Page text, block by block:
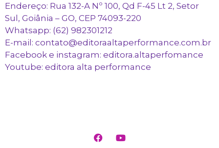
Endereço: Rua 132-A Nº 100, Qd F-45 Lt 2, Setor
Sul, Goiânia – GO, CEP 74093-220
Whatsapp: (62) 982301212
E-mail: contato@editoraaltaperformance.com.br
Facebook e instagram: editora.altaperfomance
Youtube: editora alta performance